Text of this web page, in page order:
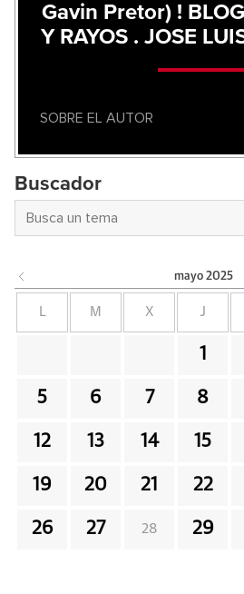
Gavin Pretor) !
Y RAYOS . JOSE
SOBRE EL AUTOR
Buscador
mayo 2025
M X J
1
5 6 7 8
12 13 14 15
19 20 21 22
26 27 28 29